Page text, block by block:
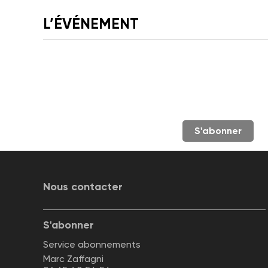
L’ÉVÉNEMENT
S'abonner
Nous contacter
S'abonner
Service abonnements
Marc Zaffagni